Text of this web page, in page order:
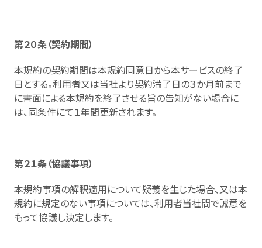
第２０条（契約期間）
本規約の契約期間は本規約同意日から本サービスの終了
日とする。利用者又は当社より契約満了日の３か月前まで
に書面による本規約を終了させる旨の告知がない場合に
は、同条件にて１年間更新されます。
第２１条（協議事項）
本規約事項の解釈適用について疑義を生じた場合、又は本
規約に規定のない事項については、利用者当社間で誠意を
もって協議し決定します。